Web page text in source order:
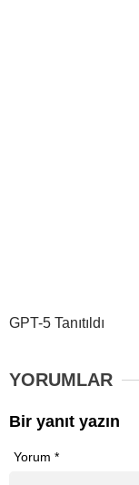
GPT-5 Tanıtıldı
YORUMLAR
Bir yanıt yazın
Yorum *